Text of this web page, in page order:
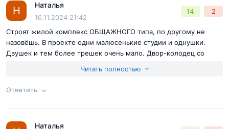
Отправить комментарий
Ответ на отзыв
Согласен справилами публикациина сайте
Н Наталья
16.11.2024 21:42
14 2
Строят жилой комплекс ОБЩАЖНОГО типа, по другому не
назовёшь. В проекте одни малюсенькие студии и однушки.
Двушек и тем более трешек очень мало. Двор-колодец со
"двор-лес". Школы нет, садик есть, но он не муниципальный а
Недостатки:Площадь застройки больше подходит под магазин,
Читать полностью
Ответить
Наталья